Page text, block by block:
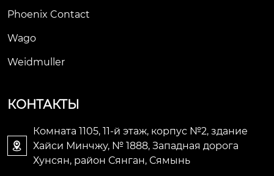
Phoenix Contact
Wago
Weidmuller
КОНТАКТЫ

Комната 1105, 11-й этаж, корпус №2, здание
Хайси Минчжу, № 1888, Западная дорога
Хунсян, район Сянган, Сямынь